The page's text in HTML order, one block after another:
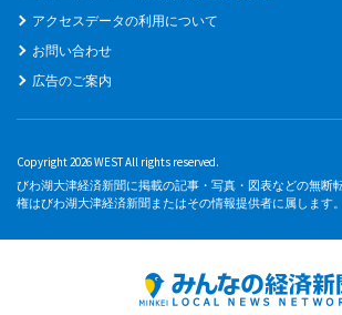
アクセスデータの利用について
お問い合わせ
広告のご案内
Copyright 2026 WEST All rights reserved.
びわ湖大津経済新聞に掲載の記事・写真・図表などの無断
権はびわ湖大津経済新聞またはその情報提供者に属します。